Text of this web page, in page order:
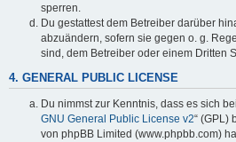
sperren.
Du gestattest dem Betreiber darüber
abzuändern, sofern sie gegen o. g.
sind, dem Betreiber oder einem Dritten
4. GENERAL PUBLIC LICENSE
Du nimmst zur Kenntnis, dass es sich
GNU General Public License v2“ (GPL)
von phpBB Limited (www.phpbb.com)